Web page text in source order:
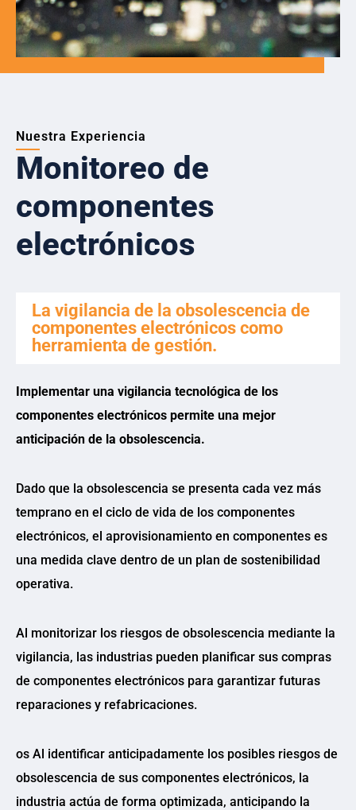
Nuestra Experiencia
Monitoreo de
componentes
electrónicos
La vigilancia de la obsolescencia de
componentes electrónicos como
herramienta de gestión.
Implementar una vigilancia tecnológica de los
componentes electrónicos permite una mejor
anticipación de la obsolescencia.
Dado que la obsolescencia se presenta cada vez más
temprano en el ciclo de vida de los componentes
electrónicos, el aprovisionamiento en componentes es
una medida clave dentro de un plan de sostenibilidad
operativa.
Al monitorizar los riesgos de obsolescencia mediante la
vigilancia, las industrias pueden planificar sus compras
de componentes electrónicos para garantizar futuras
reparaciones y refabricaciones.
os Al identificar anticipadamente los posibles riesgos de
obsolescencia de sus componentes electrónicos, la
industria actúa de forma optimizada, anticipando la